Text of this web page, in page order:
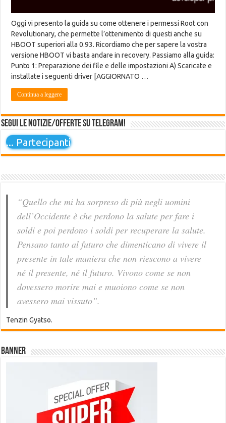
Oggi vi presento la guida su come ottenere i permessi Root con
Revolutionary, che permette l’ottenimento di questi anche su
HBOOT superiori alla 0.93. Ricordiamo che per sapere la vostra
versione HBOOT vi basta andare in recovery. Passiamo alla guida:
Punto 1: Preparazione dei file e delle impostazioni A) Scaricate e
installate i seguenti driver [AGGIORNATO …
Continua a leggere
Segui le notizie/offerte su Telegram!
... Partecipanti
“Quello che mi ha sorpreso di più negli uomini
dell’Occidente è che perdono la salute per fare i
soldi e poi perdono i soldi per recuperare la salute.
Pensano tanto al futuro che dimenticano di vivere il
presente in tale maniera che non riescono a vivere
né il presente, né il futuro. Vivono come se non
dovessero morire mai e muoiono come se non
avessero mai vissuto”.
Tenzin Gyatso.
Banner